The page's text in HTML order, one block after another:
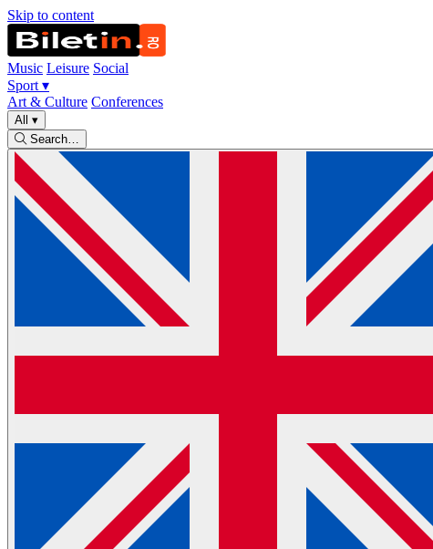
Skip to content
Music Leisure Social
Sport ▾
Art & Culture Conferences
All ▾
Search…